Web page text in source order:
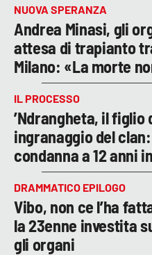
NUOVA SPERANZA
Andrea Minasi, gli
attesa di trapianto
Milano: «La morte
IL PROCESSO
’Ndrangheta, il figlio
ingranaggio del
condanna a 12 anni
DRAMMATICO EPILOGO
Vibo, non ce l’ha
la 23enne investita
gli organi